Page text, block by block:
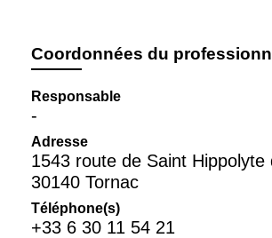
Coordonnées du
Responsable
-
Adresse
1543 route de Saint Hippolyte
30140 Tornac
Téléphone(s)
+33 6 30 11 54 21